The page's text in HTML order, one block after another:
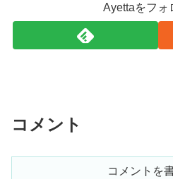
Ayettaをフォ
コメント
コメントを